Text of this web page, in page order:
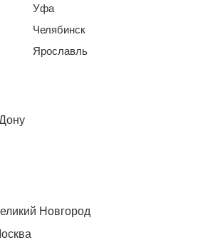
Уфа
Челябинск
Ярославль
Новгород